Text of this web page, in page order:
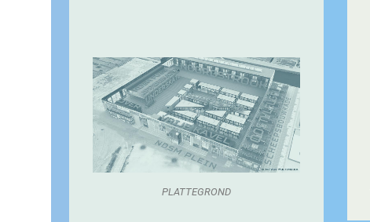
PLATTEGROND